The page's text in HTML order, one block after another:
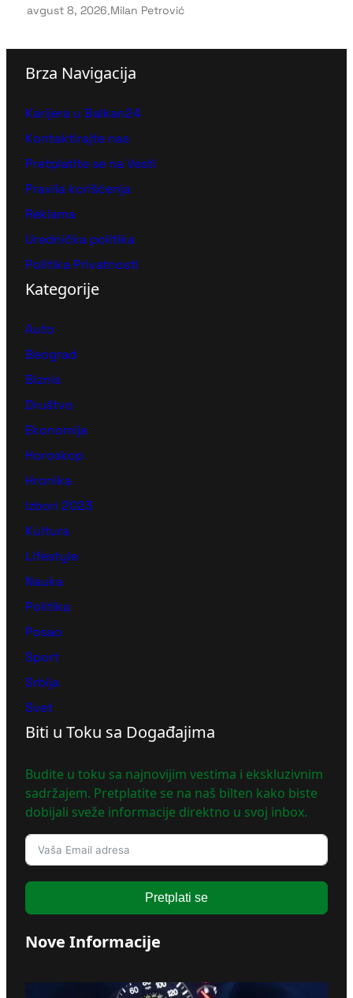
avgust 8, 2026.Milan Petrović
Brza Navigacija
Karijera u Balkan24
Kontaktirajte nas
Pretplatite se na Vesti
Pravila korišćenja
Reklama
Urednička politika
Politika Privatnosti
Kategorije
Auto
Beograd
Biznis
Društvo
Ekonomija
Horoskop
Hronika
Izbori 2023
Kultura
Lifestyle
Nauka
Politika
Posao
Sport
Srbija
Svet
Biti u Toku sa Događajima
Budite u toku sa najnovijim vestima i ekskluzivnim
sadržajem. Pretplatite se na naš bilten kako biste
dobijali sveže informacije direktno u svoj inbox.
Pretplati se
Nove Informacije